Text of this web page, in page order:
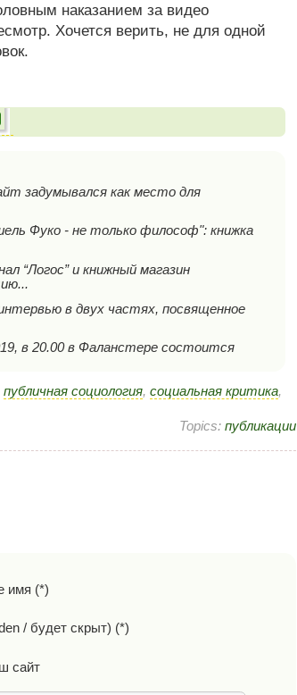
наказанием за видео
Хочется верить, не для одной
задумывался как место для
Фуко - не только философ": книжка
“Логос” и книжный магазин
в двух частях, посвященное
в 20.00 в Фаланстере состоится
публичная социология, социальная критика,
Topics:публикации
имя (*)
/ будет скрыт) (*)
сайт